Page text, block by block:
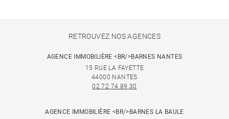
RETROUVEZ NOS AGENCES
AGENCE IMMOBILIÈRE <BR/>BARNES NANTES
15 RUE LA FAYETTE
44000 NANTES
02 72 74 89 30
AGENCE IMMOBILIÈRE <BR/>BARNES LA BAULE